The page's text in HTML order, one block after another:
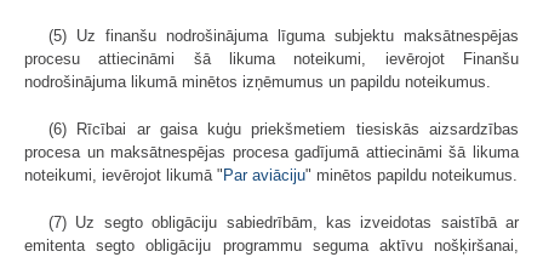
(5) Uz finanšu nodrošinājuma līguma subjektu maksātnespējas
procesu attiecināmi šā likuma noteikumi, ievērojot Finanšu
nodrošinājuma likumā minētos izņēmumus un papildu noteikumus.
(6) Rīcībai ar gaisa kuģu priekšmetiem tiesiskās aizsardzības
procesa un maksātnespējas procesa gadījumā attiecināmi šā likuma
noteikumi, ievērojot likumā " Par aviāciju" minētos papildu noteikumus.
(7) Uz segto obligāciju sabiedrībām, kas izveidotas saistībā ar
emitenta segto obligāciju programmu seguma aktīvu nošķiršanai,